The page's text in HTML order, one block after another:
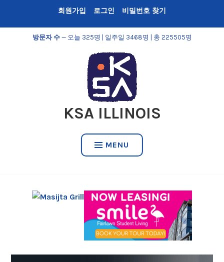
content
회원가입 로그인 비밀번호 찾기
방문자 수— 오늘 325명 | 일주일 3468명 | 총 225505명
KSA ILLINOIS
MENU